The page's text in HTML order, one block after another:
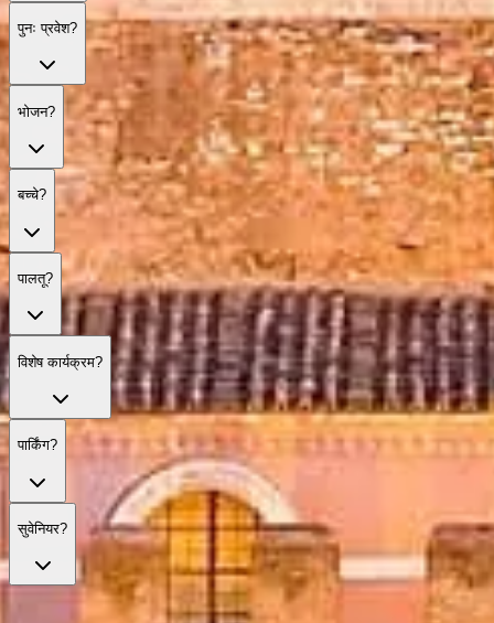
पुनः प्रवेश?
भोजन?
बच्चे?
पालतू?
विशेष कार्यक्रम?
पार्किंग?
सुवेनियर?